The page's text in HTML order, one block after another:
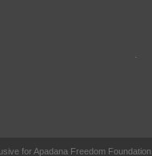
for Apadana Freedom Foundation